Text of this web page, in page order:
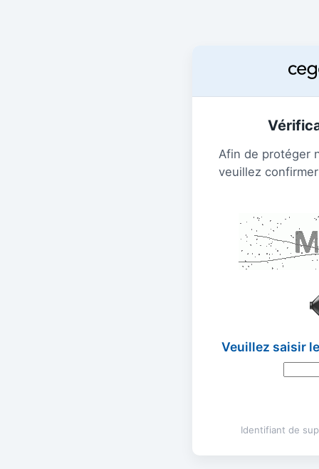
Afin de protéger
veuillez
Veuillez saisir
Identifiant de